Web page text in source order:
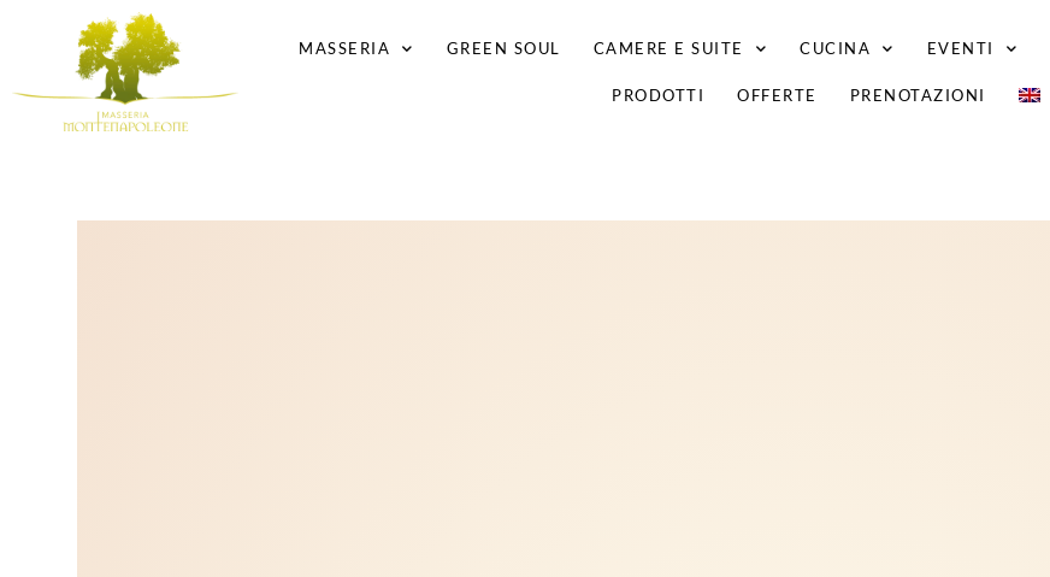
MASSERIA GREEN SOUL CAMERE E SUITE CUCINA EVENTI
PRODOTTI OFFERTE PRENOTAZIONI